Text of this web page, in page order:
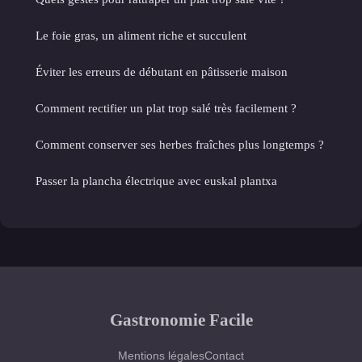
Le foie gras, un aliment riche et succulent
Éviter les erreurs de débutant en pâtisserie maison
Comment rectifier un plat trop salé très facilement ?
Comment conserver ses herbes fraîches plus longtemps ?
Passer la plancha électrique avec euskal plantxa
Gastronomie Facile
Mentions légalesContact